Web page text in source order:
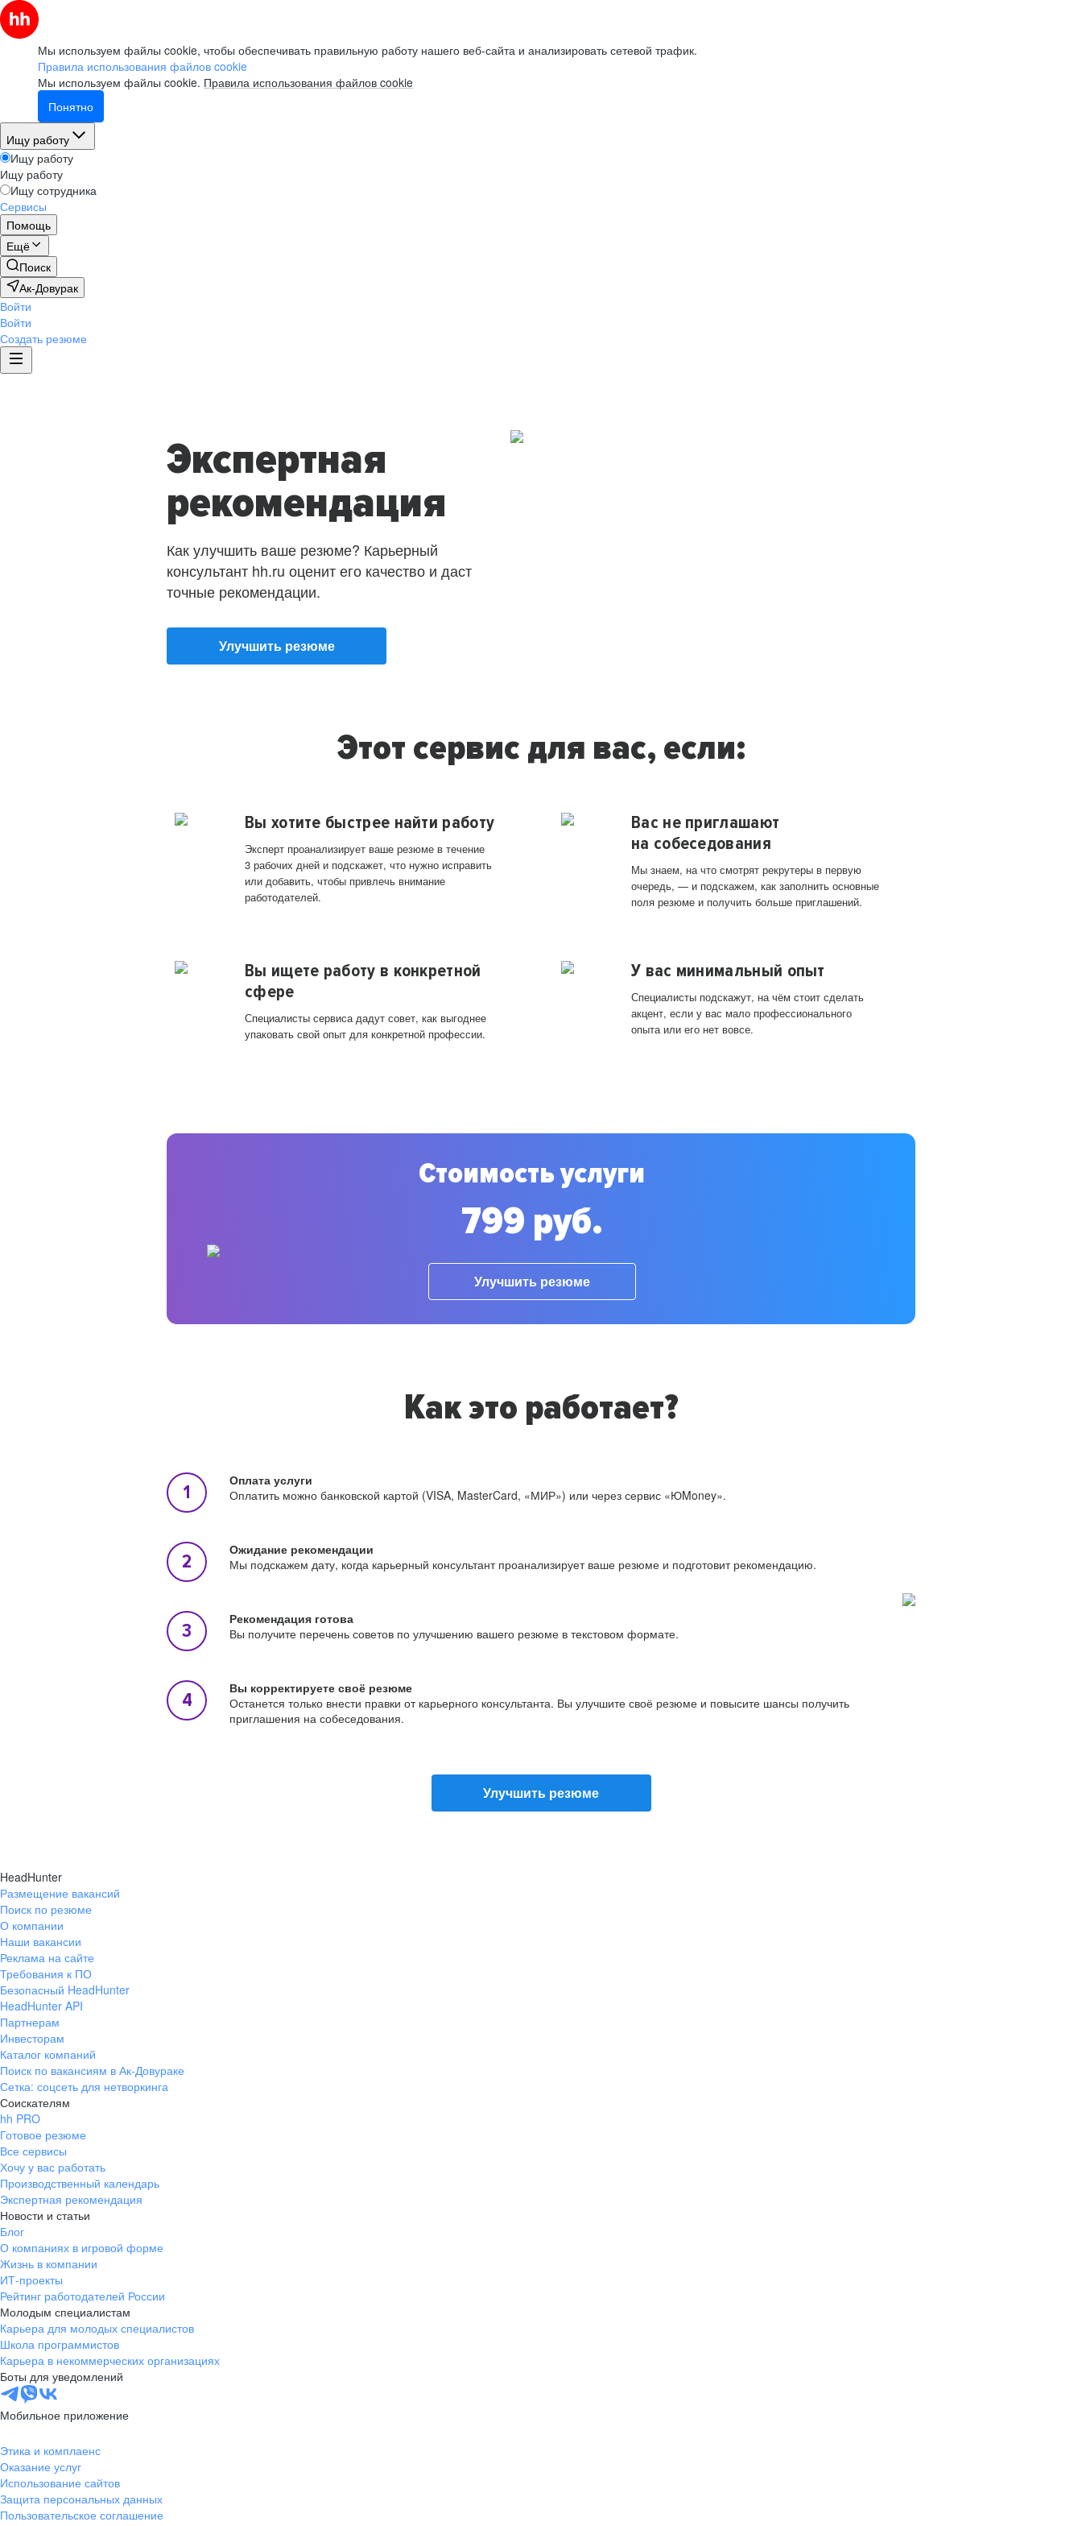
Мы используем файлы cookie, чтобы обеспечивать правильную работу нашего веб-сайта и анализировать сетевой трафик.
Правила использования файлов cookie
Мы используем файлы cookie. Правила использования файлов cookie
Понятно
Ищу работу
Ищу работу
Ищу работу
Ищу сотрудника
Сервисы
Помощь
Ещё
Поиск
Ак-Довурак
Войти
Войти
Создать резюме
Экспертная
рекомендация
Как улучшить ваше резюме? Карьерный
консультант hh.ru оценит его качество и даст
точные рекомендации.
Улучшить резюме
Этот сервис для вас, если:
Вы хотите быстрее найти работу
Эксперт проанализирует ваше резюме в течение
3 рабочих дней и подскажет, что нужно исправить
или добавить, чтобы привлечь внимание
работодателей.
Вас не приглашают
на собеседования
Мы знаем, на что смотрят рекрутеры в первую
очередь, — и подскажем, как заполнить основные
поля резюме и получить больше приглашений.
Вы ищете работу в конкретной
сфере
Специалисты сервиса дадут совет, как выгоднее
упаковать свой опыт для конкретной профессии.
У вас минимальный опыт
Специалисты подскажут, на чём стоит сделать
акцент, если у вас мало профессионального
опыта или его нет вовсе.
Стоимость услуги
799 руб.
Улучшить резюме
Как это работает?
Оплата услуги
Оплатить можно банковской картой (VISA, MasterCard, «МИР») или через сервис «ЮMoney».
Ожидание рекомендации
Мы подскажем дату, когда карьерный консультант проанализирует ваше резюме и подготовит рекомендацию.
Рекомендация готова
Вы получите перечень советов по улучшению вашего резюме в текстовом формате.
Вы корректируете своё резюме
Останется только внести правки от карьерного консультанта. Вы улучшите своё резюме и повысите шансы получить
приглашения на собеседования.
Улучшить резюме
HeadHunter
Размещение вакансий
Поиск по резюме
О компании
Наши вакансии
Реклама на сайте
Требования к ПО
Безопасный HeadHunter
HeadHunter API
Партнерам
Инвесторам
Каталог компаний
Поиск по вакансиям в Ак-Довураке
Сетка: соцсеть для нетворкинга
Соискателям
hh PRO
Готовое резюме
Все сервисы
Хочу у вас работать
Производственный календарь
Экспертная рекомендация
Новости и статьи
Блог
О компаниях в игровой форме
Жизнь в компании
ИТ-проекты
Рейтинг работодателей России
Молодым специалистам
Карьера для молодых специалистов
Школа программистов
Карьера в некоммерческих организациях
Боты для уведомлений
Мобильное приложение
Этика и комплаенс
Оказание услуг
Использование сайтов
Защита персональных данных
Пользовательское соглашение